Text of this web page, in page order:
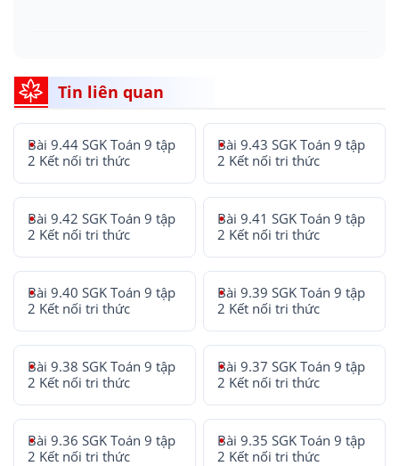
Tin liên quan
Bài 9.44 SGK Toán 9 tập
2 Kết nối tri thức
Bài 9.43 SGK Toán 9 tập
2 Kết nối tri thức
Bài 9.42 SGK Toán 9 tập
2 Kết nối tri thức
Bài 9.41 SGK Toán 9 tập
2 Kết nối tri thức
Bài 9.40 SGK Toán 9 tập
2 Kết nối tri thức
Bài 9.39 SGK Toán 9 tập
2 Kết nối tri thức
Bài 9.38 SGK Toán 9 tập
2 Kết nối tri thức
Bài 9.37 SGK Toán 9 tập
2 Kết nối tri thức
Bài 9.36 SGK Toán 9 tập
2 Kết nối tri thức
Bài 9.35 SGK Toán 9 tập
2 Kết nối tri thức